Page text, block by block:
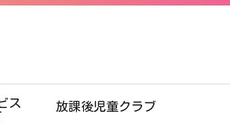
ス
放課後児童クラブ